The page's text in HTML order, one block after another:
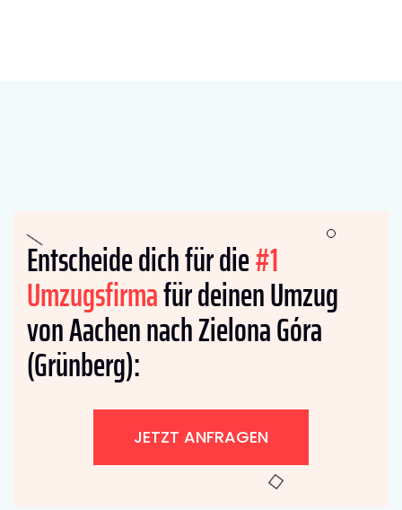
Entscheide dich für die#1
Umzugsfirmafür deinen Umzug
von Aachen nach Zielona Góra
(Grünberg):
JETZT ANFRAGEN